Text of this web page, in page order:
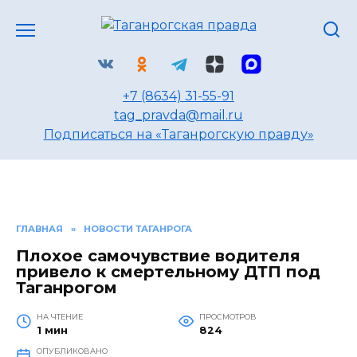
+7 (8634) 31-55-91
tag_pravda@mail.ru
Подписаться на «Таганрогскую правду»
ГЛАВНАЯ » НОВОСТИ ТАГАНРОГА
Плохое самочувствие водителя
привело к смертельному ДТП под
Таганрогом
НА ЧТЕНИЕ
1 мин
ПРОСМОТРОВ
824
ОПУБЛИКОВАНО